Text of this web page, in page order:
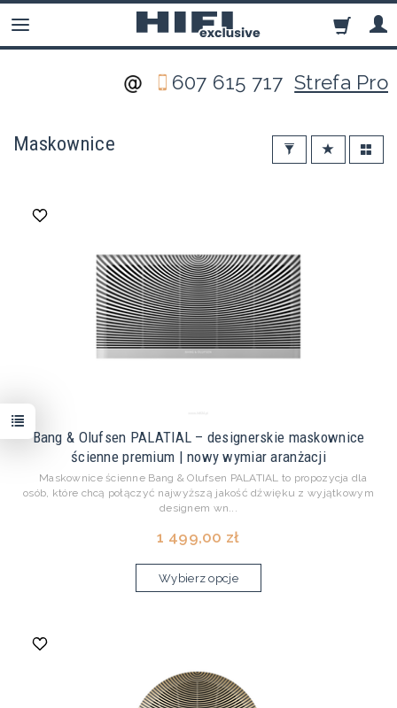
607 615 717Strefa Pro
Maskownice
Bang & Olufsen PALATIAL – designerskie maskownice
ścienne premium | nowy wymiar aranżacji
Maskownice ścienne Bang & Olufsen PALATIAL to propozycja dla
osób, które chcą połączyć najwyższą jakość dźwięku z wyjątkowym
designem wn...
1 499,00 zł
Wybierz opcje